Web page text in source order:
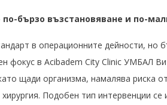
бързо възстановяване и по-
в операционните дейности, но
фокус в Acibadem City Clinic УМБАЛ
щади организма, намалява риска
Подобен тип интервенции